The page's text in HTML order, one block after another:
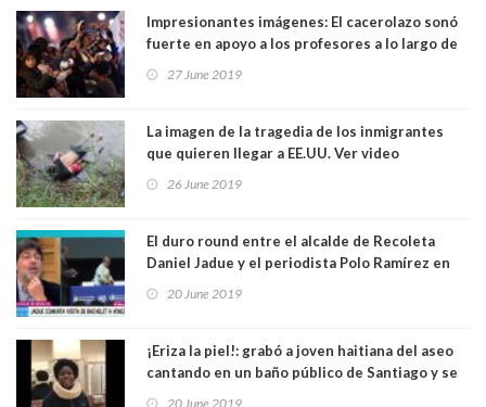
Impresionantes imágenes: El cacerolazo sonó
fuerte en apoyo a los profesores a lo largo de
27 June 2019
La imagen de la tragedia de los inmigrantes
que quieren llegar a EE.UU. Ver video
26 June 2019
El duro round entre el alcalde de Recoleta
Daniel Jadue y el periodista Polo Ramírez en
20 June 2019
¡Eriza la piel!: grabó a joven haitiana del aseo
cantando en un baño público de Santiago y se
20 June 2019